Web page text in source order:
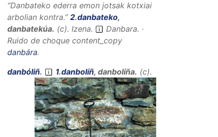
“Danbateko ederra emon jotsak kotxiai
arbolian kontra.” 2.danbateko,
danbatekúa. (c). Izena.
Danbara. ·
Ruido de choque content_copy
danbára.
danbóliñ. 1.danbolíñ, danbolíña. (c).